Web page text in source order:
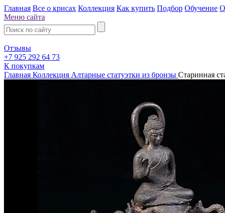
Главная Все о крисах Коллекция Как купить Подбор Обучение
Меню сайта
Отзывы
+7 925 292 64 73
К покупкам
Главная Коллекция Алтарные статуэтки из бронзы Старинная